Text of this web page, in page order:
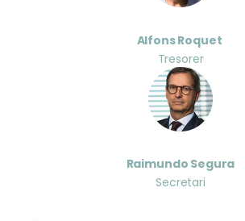
Alfons Roquet
Tresorer
Raimundo Segura
Secretari